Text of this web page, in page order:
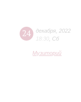
24 декабря 2022
18:30 Сб
Музиторий